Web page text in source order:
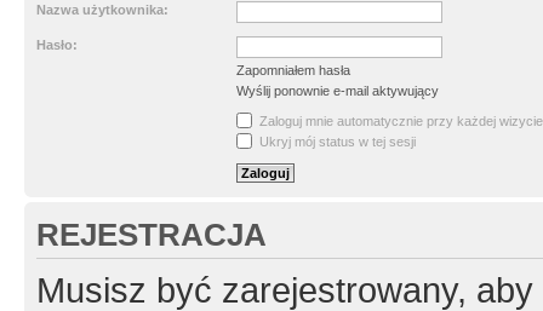
Nazwa użytkownika:
Hasło:
Zapomniałem hasła
Wyślij ponownie e-mail aktywujący
Zaloguj mnie automatycznie przy każdej wizycie
Ukryj mój status w tej sesji
REJESTRACJA
Musisz być zarejestrowany,